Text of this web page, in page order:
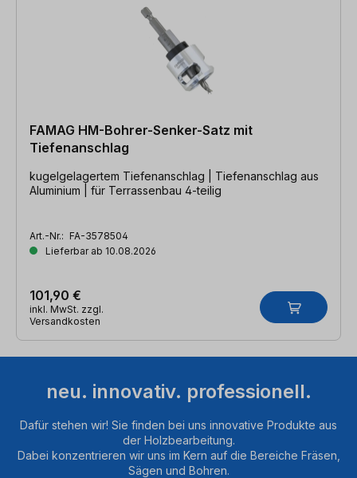
FAMAG HM-Bohrer-Senker-Satz mit
Tiefenanschlag
kugelgelagertem Tiefenanschlag | Tiefenanschlag aus
Aluminium | für Terrassenbau 4-teilig
Art.-Nr.: FA-3578504
Lieferbar ab 10.08.2026
101,90 €
inkl. MwSt. zzgl.
Versandkosten
neu. innovativ. professionell.
Dafür stehen wir! Sie finden bei uns innovative Produkte aus
der Holzbearbeitung.
Dabei konzentrieren wir uns im Kern auf die Bereiche Fräsen,
Sägen und Bohren.